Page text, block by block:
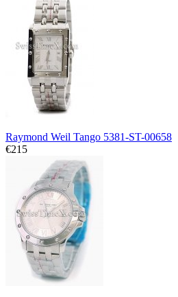
Raymond Weil Tango 5381-ST-00658
€215